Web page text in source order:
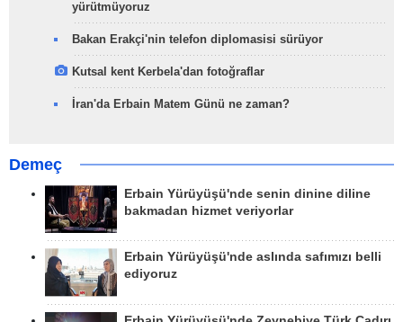
yürütmüyoruz
Bakan Erakçi'nin telefon diplomasisi sürüyor
Kutsal kent Kerbela'dan fotoğraflar
İran'da Erbain Matem Günü ne zaman?
Demeç
Erbain Yürüyüşü'nde senin dinine diline
bakmadan hizmet veriyorlar
Erbain Yürüyüşü'nde aslında safımızı belli
ediyoruz